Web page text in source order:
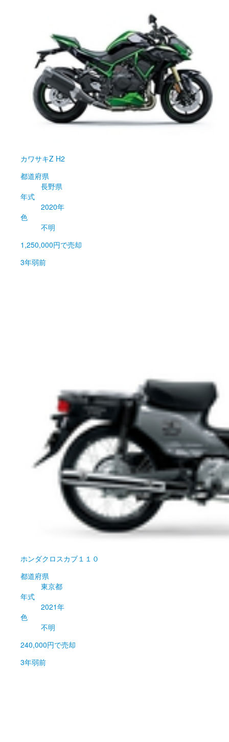
カワサキZ H2
都道府県
長野県
年式
2020年
色
不明
1,250,000円で売却
3年弱前
ホンダクロスカブ１１０
都道府県
東京都
年式
2021年
色
不明
240,000円で売却
3年弱前